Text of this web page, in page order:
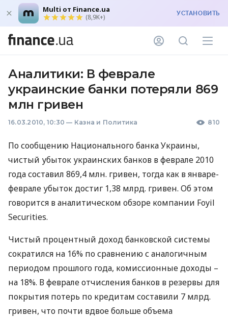
Multi от Finance.ua
(8,9K+) УСТАНОВИТЬ
Аналитики: В феврале
украинские банки потеряли 869
млн гривен
16.03.2010, 10:30 — Казна и Политика 810
По сообщению Национального банка Украины,
чистый убыток украинских банков в феврале 2010
года составил 869,4 млн. гривен, тогда как в январе-
феврале убыток достиг 1,38 млрд. гривен. Об этом
говорится в аналитическом обзоре компании Foyil
Securities.
Чистый процентный доход банковской системы
сократился на 16% по сравнению с аналогичным
периодом прошлого года, комиссионные доходы –
на 18%. В феврале отчисления банков в резервы для
покрытия потерь по кредитам составили 7 млрд.
гривен, что почти вдвое больше объема